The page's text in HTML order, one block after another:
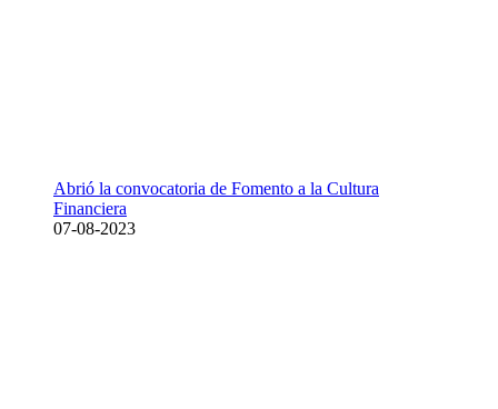
Abrió la convocatoria de Fomento a la Cultura
Financiera
07-08-2023